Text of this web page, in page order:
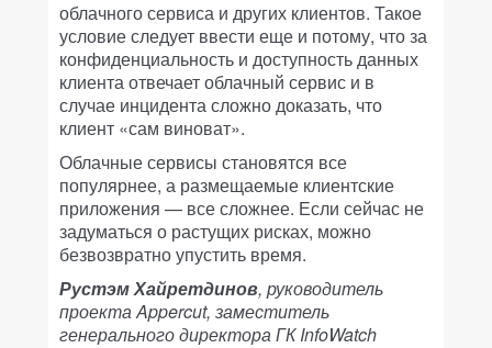
облачного сервиса и других клиентов. Такое
условие следует ввести еще и потому, что за
конфиденциальность и доступность данных
клиента отвечает облачный сервис и в
случае инцидента сложно доказать, что
клиент «сам виноват».
Облачные сервисы становятся все
популярнее, а размещаемые клиентские
приложения — все сложнее. Если сейчас не
задуматься о растущих рисках, можно
безвозвратно упустить время.
Рустэм Хайретдинов, руководитель
проекта Appercut, заместитель
генерального директора ГК InfoWatch